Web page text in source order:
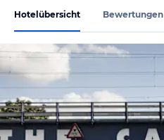
Hotelübersicht Bewertungen